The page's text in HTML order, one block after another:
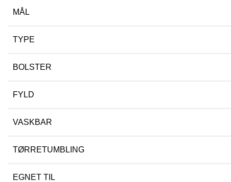
MÅL
TYPE
BOLSTER
FYLD
VASKBAR
TØRRETUMBLING
EGNET TIL